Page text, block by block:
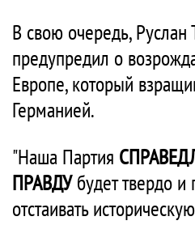
В свою очередь, Руслан
предупредил о
Европе, который
Германией.
"Наша Партия
ПРАВДУбудет твердо и
отстаивать